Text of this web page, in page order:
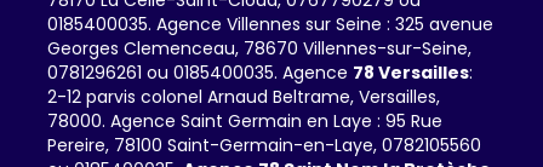
0185400035. Agence Villennes sur Seine : 325 avenue
Georges Clemenceau, 78670 Villennes-sur-Seine,
0781296261 ou 0185400035. Agence 78 Versailles:
2-12 parvis colonel Arnaud Beltrame, Versailles,
78000. Agence Saint Germain en Laye : 95 Rue
Pereire, 78100 Saint-Germain-en-Laye, 0782105560